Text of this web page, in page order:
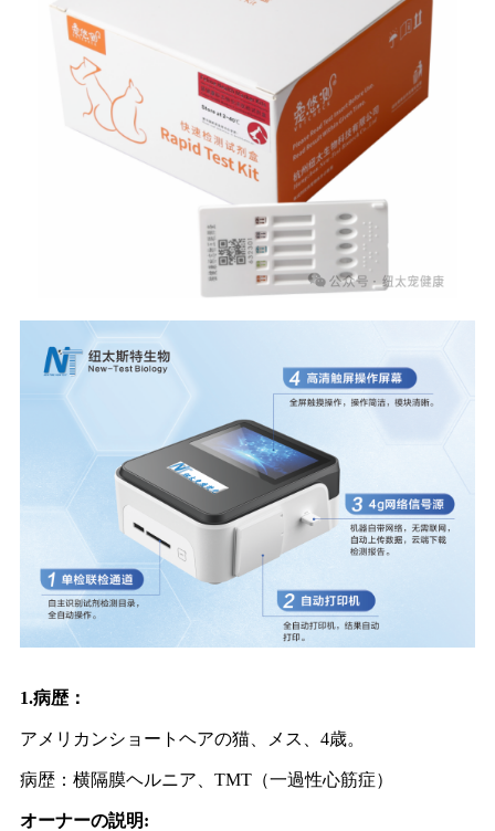
1.病歴：
アメリカンショートヘアの猫、メス、4歳。
病歴：横隔膜ヘルニア、TMT（一過性心筋症）
オーナーの説明: